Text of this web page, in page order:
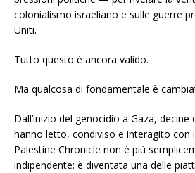
colonialismo israeliano e sulle guerre
Uniti.
Tutto questo è ancora valido.
Ma qualcosa di fondamentale è
Dall’inizio del genocidio a Gaza,
hanno letto, condiviso e interagito con
Palestine Chronicle non è più
indipendente: è diventata una delle